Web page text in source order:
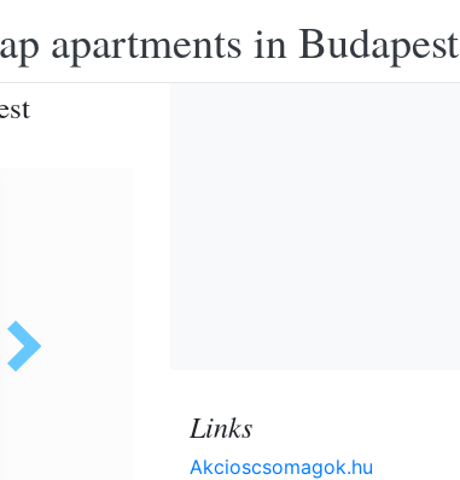
apartments in Budapest
Links
Akcioscsomagok.hu